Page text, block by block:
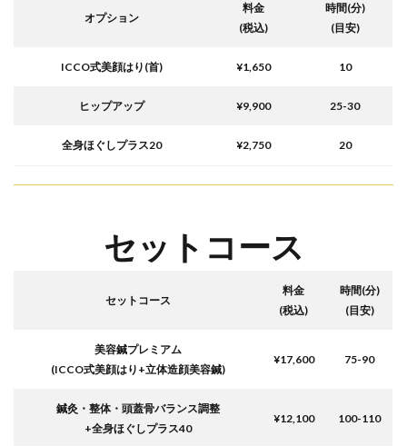
オプション
料金
(税込)
時間(分)
(目安)
ICCO式美顔はり(首) ¥1,650 10
ヒップアップ ¥9,900 25-30
全身ほぐしプラス20 ¥2,750 20
セットコース
セットコース
料金
(税込)
時間(分)
(目安)
美容鍼プレミアム
(ICCO式美顔はり+立体造顔美容鍼)
¥17,600 75-90
鍼灸・整体・頭蓋骨バランス調整
+全身ほぐしプラス40
¥12,100 100-110